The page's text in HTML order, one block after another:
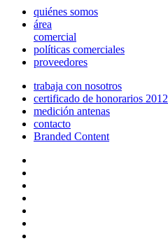
quiénes somos
área
comercial
políticas comerciales
proveedores
trabaja con nosotros
certificado de honorarios 2012
medición antenas
contacto
Branded Content